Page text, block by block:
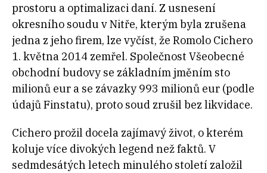
prostoru a optimalizaci daní. Z usnesení
okresního soudu v Nitře, kterým byla zrušena
jedna z jeho firem, lze vyčíst, že Romolo Cichero
1. května 2014 zemřel. Společnost Všeobecné
obchodní budovy se základním jměním sto
milionů eur a se závazky 993 milionů eur (podle
údajů Finstatu), proto soud zrušil bez likvidace.
Cichero prožil docela zajímavý život, o kterém
koluje více divokých legend než faktů. V
sedmdesátých letech minulého století založil